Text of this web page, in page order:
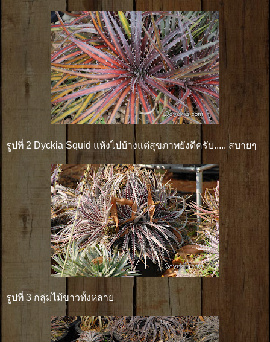
รูปที่ 2 Dyckia Squid แห้งไปบ้างแต่สุขภาพยังดีครับ..... สบายๆ
รูปที่ 3 กลุ่มไม้ขาวทั้งหลาย